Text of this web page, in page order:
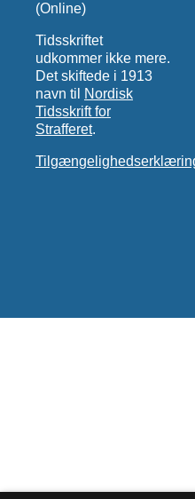
(Online)
Tidsskriftet
udkommer ikke mere.
Det skiftede i 1913
navn til
Nordisk
Tidsskrift for
Strafferet.